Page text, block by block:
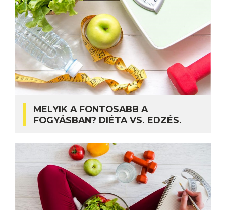
MELYIK A FONTOSABB A
FOGYÁSBAN? DIÉTA VS. EDZÉS.